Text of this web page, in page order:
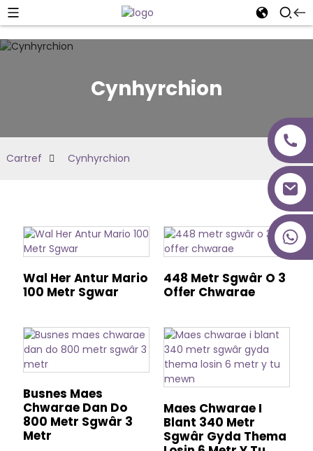
+86 18027277639
Cynhyrchion
Cartref Cynhyrchion
Wal Her Antur Mario
100 Metr Sgwar
448 Metr Sgwâr O 3
Offer Chwarae
Busnes Maes
Chwarae Dan Do
800 Metr Sgwâr 3
Metr
Maes Chwarae I
Blant 340 Metr
Sgwâr Gyda Thema